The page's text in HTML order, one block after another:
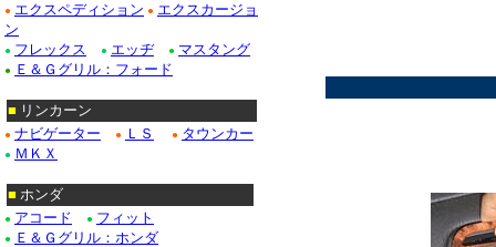
● エクスペディション ● エクスカージョ
ン
● フレックス ● エッヂ ● マスタング
● Ｅ＆Ｇグリル：フォード
■ リンカーン
● ナビゲーター ● ＬＳ ● タウンカー
● ＭＫＸ
■ ホンダ
● アコード ● フィット
● Ｅ＆Ｇグリル：ホンダ